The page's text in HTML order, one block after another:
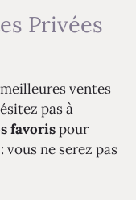
Privées
ventes
pas à
favorispour
ne serez pas